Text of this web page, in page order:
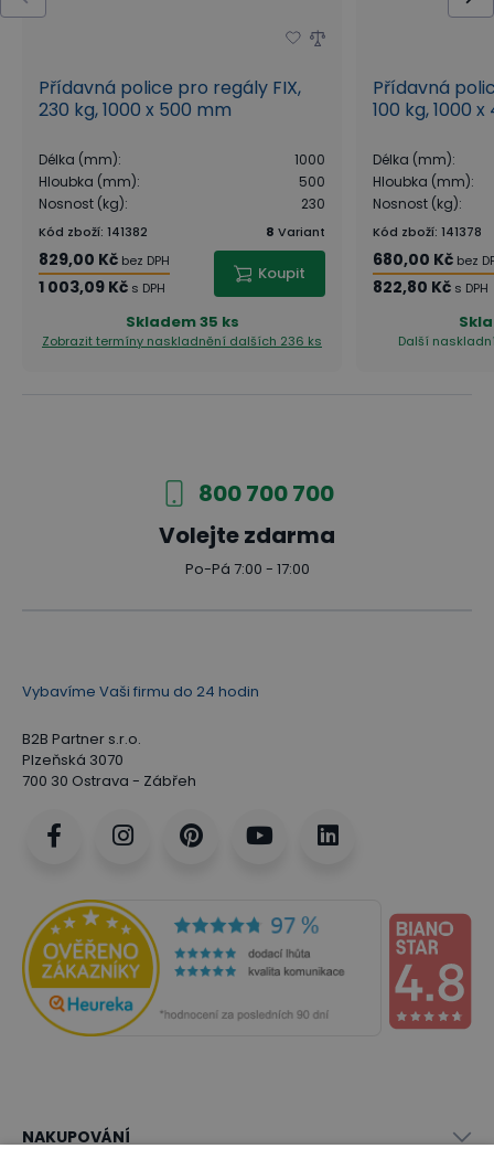
Přídavná police pro regály FIX,
230 kg, 1000 x 500 mm
Délka (mm):
1000
Hloubka (mm):
500
Nosnost (kg): 230
Kód zboží: 141382 8 Variant
829,00 Kč bez DPH
1 003,09 Kč s DPH
Koupit
Skladem35 ks
Zobrazit termíny naskladnění dalších 236 ks
Přídavná
100 kg, 1000
Délka (mm):
Hloubka (mm):
Nosnost (kg):
Kód zboží: 141378
680,00 Kč bez
822,80 Kč s DPH
Další
800 700 700
Volejte zdarma
Po-Pá 7:00 - 17:00
Vybavíme Vaši firmu do 24 hodin
B2B Partner s.r.o.
Plzeňská 3070
700 30 Ostrava - Zábřeh
NAKUPOVÁNÍ